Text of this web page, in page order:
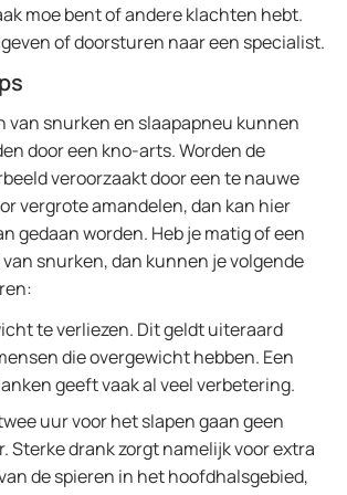
moe bent of andere klachten hebt.
of doorsturen naar een specialist.
van snurken en slaapapneu kunnen
door een kno-arts. Worden de
veroorzaakt door een te nauwe
vergrote amandelen, dan kan hier
gedaan worden. Heb je matig of een
snurken, dan kunnen je volgende
te verliezen. Dit geldt uiteraard
die overgewicht hebben. Een
geeft vaak al veel verbetering.
uur voor het slapen gaan geen
Sterke drank zorgt namelijk voor extra
de spieren in het hoofdhalsgebied,